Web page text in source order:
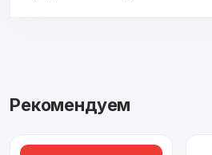
Рекомендуем